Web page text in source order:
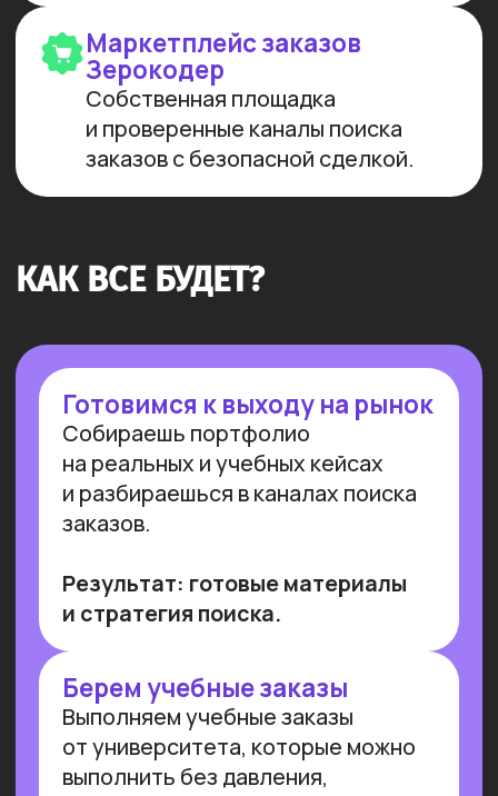
Более 10 тыс. выпускников
Заказов на 300 млн ₽прошло
через наш карьерный центр
Преподаем в лучших вузах
Имеем
образовательную
лицензию и статус
Сколково